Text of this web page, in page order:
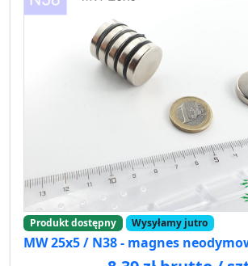
Produkt dostępny Wysyłamy jutro
MW 25x5 / N38 - magnes